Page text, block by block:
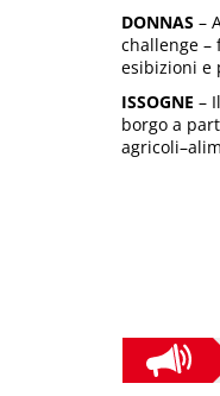
DONNAS –
challenge
esibizioni e
ISSOGNE –
borgo a